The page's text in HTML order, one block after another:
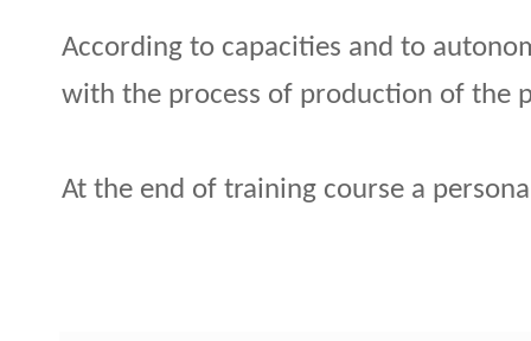
According to capacities and to
with the process of production of the
At the end of training course a